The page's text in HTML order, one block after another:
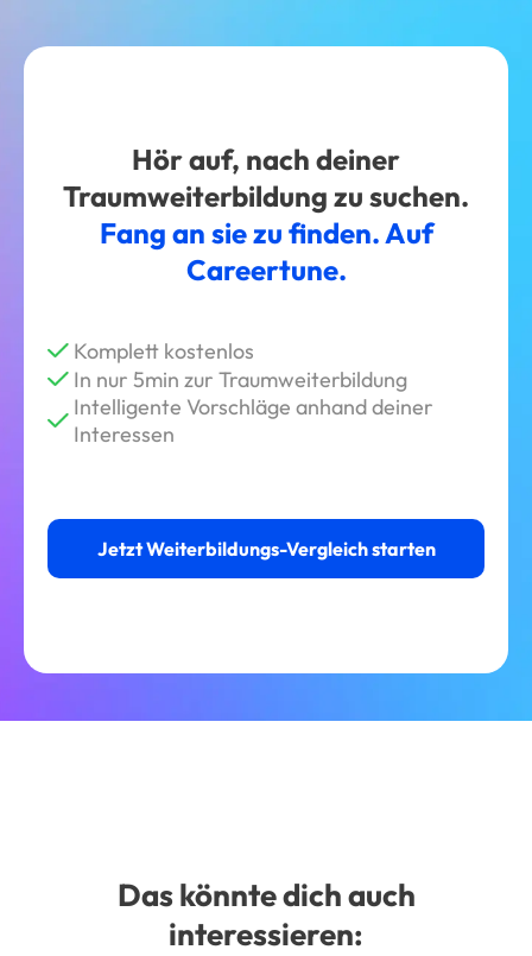
Hör auf, nach deiner
Traumweiterbildung zu suchen.
Fang an sie zu finden. Auf
Careertune.
Komplett kostenlos
In nur 5min zur Traumweiterbildung
Intelligente Vorschläge anhand deiner
Interessen
Jetzt Weiterbildungs-Vergleich starten
Das könnte dich auch
interessieren: